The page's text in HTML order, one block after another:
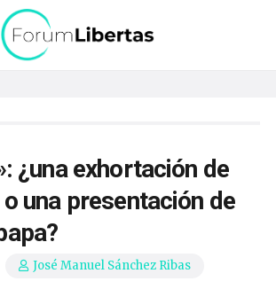
¿una exhortación de
una presentación de
José Manuel Sánchez Ribas